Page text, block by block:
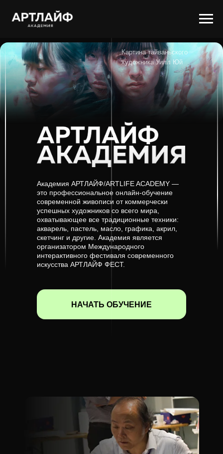
Академия АРТЛАЙФ/ARTLIFE ACADEMY —
это профессиональное онлайн-обучение
современной живописи от коммерчески
успешных художников со всего мира,
охватывающее все традиционные техники:
акварель, пастель, масло, графика, акрил,
скетчинг и другие. Академия является
организатором Международного
интерактивного фестиваля современного
искусства АРТЛАЙФ ФЕСТ.
НАЧАТЬ ОБУЧЕНИЕ
Картина тайваньского
художника Уилл Юй